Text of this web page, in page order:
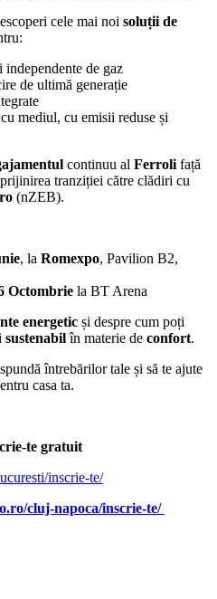
cele mai noi soluții de
independente de gaz
de ultimă generație
mediul, cu emisii reduse și
continuu al Ferroli față
tranziției către clădiri cu
(nZEB).
, la Romexpo, Pavilion B2,
Octombrie la BT Arena
energetic și despre cum poți
sustenabilîn materie de confort.
întrebărilor tale și să te ajute
casa ta.
te gratuit
inscrie-te/
cluj-napoca/inscrie-te/